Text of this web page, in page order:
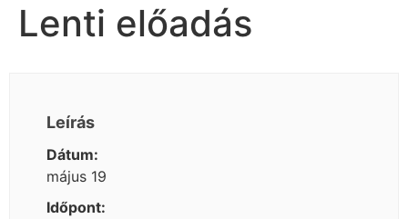
Lenti előadás
Leírás
Dátum:
május 19
Időpont: